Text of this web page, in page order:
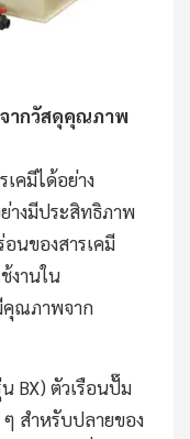
จากวัสดุคุณภาพ
เคมีได้อย่าง
างมีประสิทธิภาพ
นของสารเคมี
งานใน
คุณภาพจาก
BX) ตัวเรือนปั๊ม
ๆ สำหรับปลายของ